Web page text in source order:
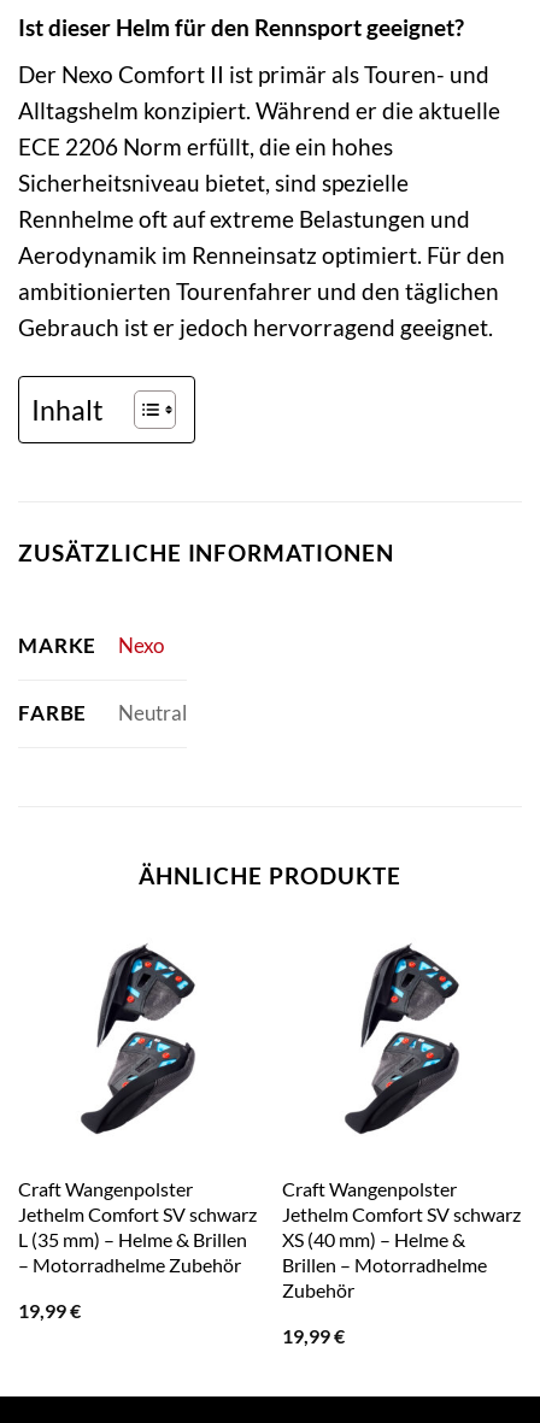
Ist dieser Helm für den Rennsport geeignet?
Der Nexo Comfort II ist primär als Touren- und
Alltagshelm konzipiert. Während er die aktuelle
ECE 2206 Norm erfüllt, die ein hohes
Sicherheitsniveau bietet, sind spezielle
Rennhelme oft auf extreme Belastungen und
Aerodynamik im Renneinsatz optimiert. Für den
ambitionierten Tourenfahrer und den täglichen
Gebrauch ist er jedoch hervorragend geeignet.
Inhalt
ZUSÄTZLICHE INFORMATIONEN
MARKE Nexo
FARBE Neutral
ÄHNLICHE PRODUKTE
Craft Wangenpolster
Jethelm Comfort SV schwarz
L (35 mm) – Helme & Brillen
– Motorradhelme Zubehör
19,99€
Craft Wangenpolster
Jethelm Comfort SV schwarz
XS (40 mm) – Helme &
Brillen – Motorradhelme
Zubehör
19,99€